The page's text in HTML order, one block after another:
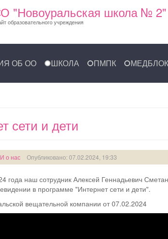
"Новоуральская школа № 2"
образовательного учреждения
ОБ ОО ШКОЛА ПМПК МЕДБЛОК
сети и дети
о нас Опубликовано: 07.02.2024, 19:33
года наш сотрудник Алексей Геннадьевич
в программе "Интернет сети и дети".
вещательной компании от 07.02.2024